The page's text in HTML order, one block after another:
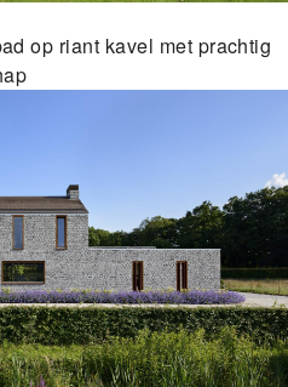
op riant kavel met prachtig